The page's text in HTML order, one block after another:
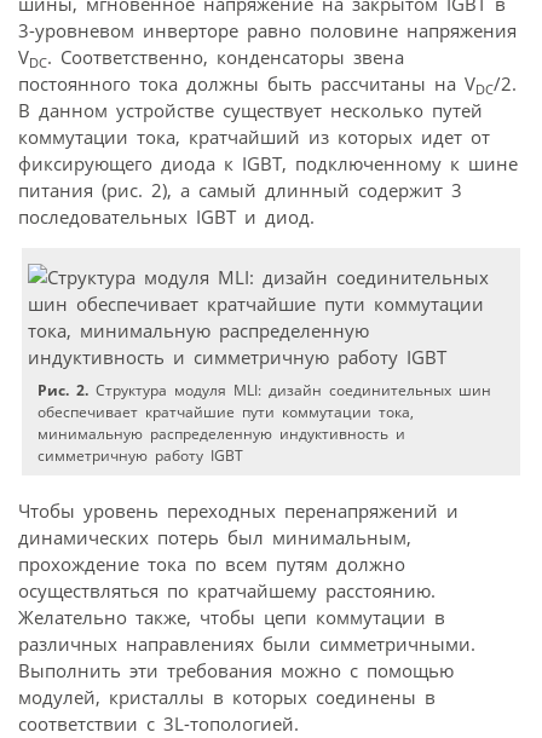
3-уровневом инверторе равно половине напряжения
VDC. Соответственно, конденсаторы звена
постоянного тока должны быть рассчитаны на VDC/2.
В данном устройстве существует несколько путей
коммутации тока, кратчайший из которых идет от
фиксирующего диода к IGBT, подключенному к шине
питания (рис. 2), а самый длинный содержит 3
последовательных IGBT и диод.
Рис. 2. Структура модуля MLI: дизайн соединительных шин
обеспечивает кратчайшие пути коммутации тока,
минимальную распределенную индуктивность и
симметричную работу IGBT
Чтобы уровень переходных перенапряжений и
динамических потерь был минимальным,
прохождение тока по всем путям должно
осуществляться по кратчайшему расстоянию.
Желательно также, чтобы цепи коммутации в
различных направлениях были симметричными.
Выполнить эти требования можно с помощью
модулей, кристаллы в которых соединены в
соответствии с 3L-топологией.